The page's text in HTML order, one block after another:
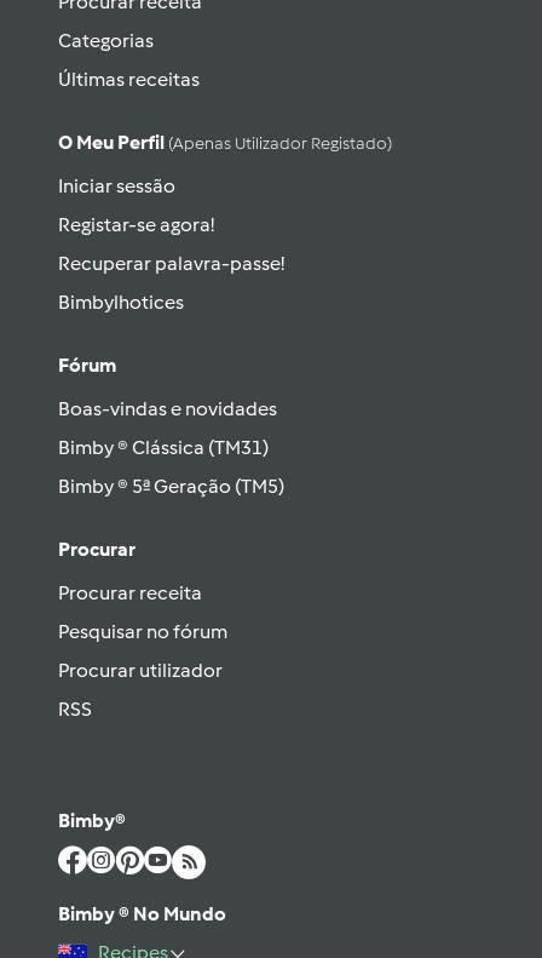
Categorias
Últimas receitas
O Meu Perfil (apenas Utilizador Registado)
Iniciar sessão
Registar-se agora!
Recuperar palavra-passe!
Bimbylhotices
Fórum
Boas-vindas e novidades
Bimby ® Clássica (TM31)
Bimby ® 5ª Geração (TM5)
Procurar
Procurar receita
Pesquisar no fórum
Procurar utilizador
RSS
Bimby®
Bimby ® No Mundo
Recipes